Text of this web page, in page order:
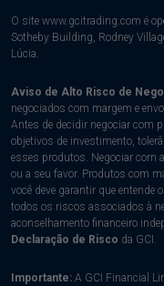
O site www.gcitrading.com é
Sotheby Building, Rodney
Lúcia.
Aviso de Alto Risco de
negociados com margem e
Antes de decidir negociar com
objetivos de investimento,
esses produtos. Negociar com
ou a seu favor. Produtos com
você deve garantir que entende
todos os riscos associados à
aconselhamento financeiro
Declaração de Risco da GCI.
Importante: A GCI Financial